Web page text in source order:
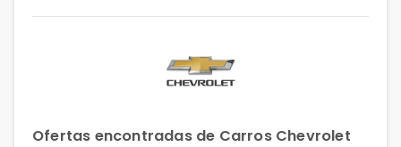
Ofertas encontradas de Carros Chevrolet